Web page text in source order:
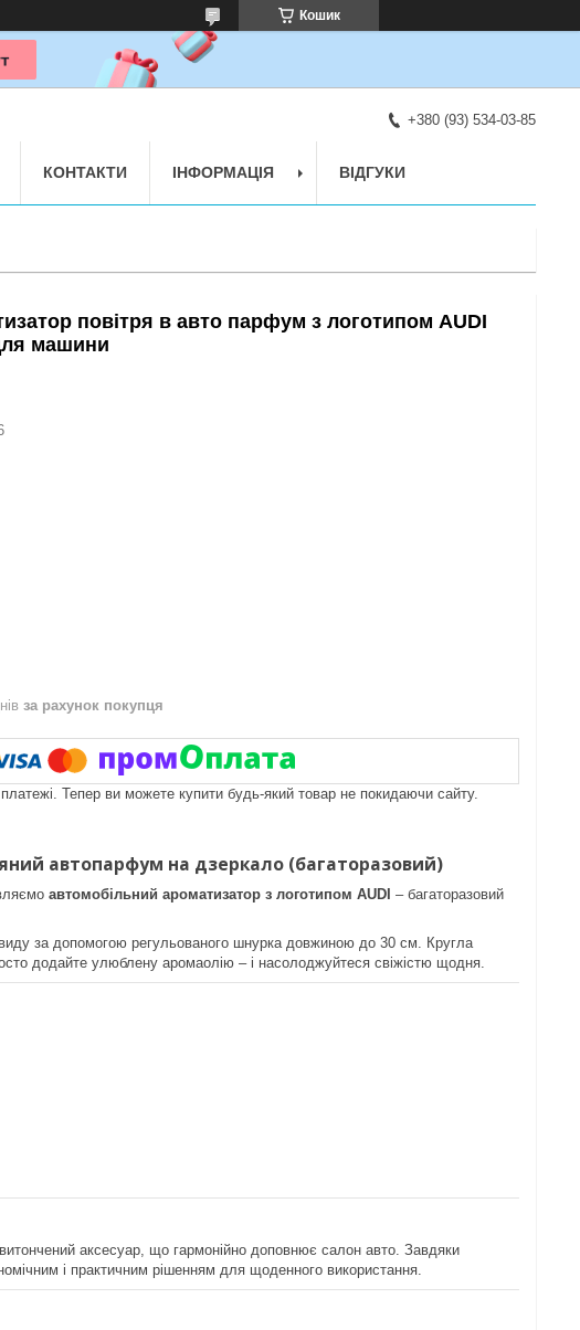
Кошик
+380 (93) 534-03-85
КОНТАКТИ ІНФОРМАЦІЯ ВІДГУКИ
повітря в авто парфум з логотипом AUDI
машини
за рахунок покупця
платежі. Тепер ви можете купити будь-який товар не покидаючи сайту.
автопарфум на дзеркало (багаторазовий)
автомобільний ароматизатор з логотипом AUDI – багаторазовий
за допомогою регульованого шнурка довжиною до 30 см. Кругла
додайте улюблену аромаолію – і насолоджуйтеся свіжістю щодня.
аксесуар, що гармонійно доповнює салон авто. Завдяки
і практичним рішенням для щоденного використання.